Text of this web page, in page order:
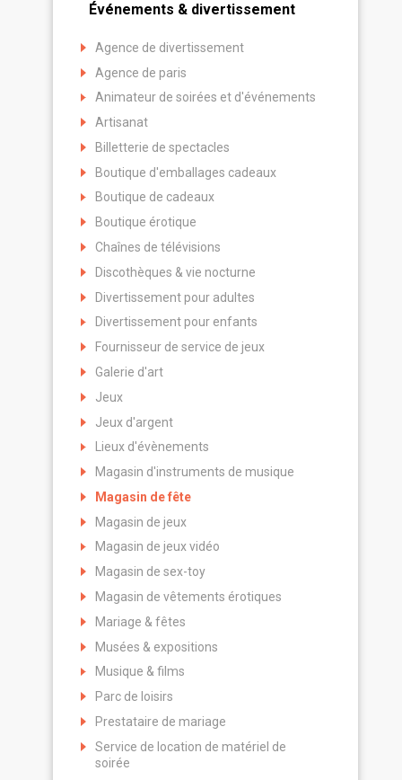
Événements & divertissement
Agence de divertissement
Agence de paris
Animateur de soirées et d'événements
Artisanat
Billetterie de spectacles
Boutique d'emballages cadeaux
Boutique de cadeaux
Boutique érotique
Chaînes de télévisions
Discothèques & vie nocturne
Divertissement pour adultes
Divertissement pour enfants
Fournisseur de service de jeux
Galerie d'art
Jeux
Jeux d'argent
Lieux d'évènements
Magasin d'instruments de musique
Magasin de fête
Magasin de jeux
Magasin de jeux vidéo
Magasin de sex-toy
Magasin de vêtements érotiques
Mariage & fêtes
Musées & expositions
Musique & films
Parc de loisirs
Prestataire de mariage
Service de location de matériel de
soirée